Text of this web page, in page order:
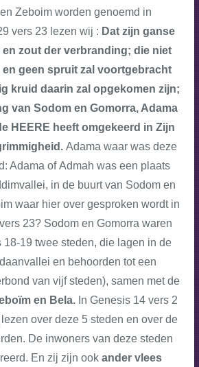
Zeboim worden genoemd in
vers 23 lezen wij : Dat zijn ganse
en zout der verbranding; die niet
en geen spruit zal voortgebracht
kruid daarin zal opgekomen zijn;
van Sodom en Gomorra, Adama
HEERE heeft omgekeerd in Zijn
Adama waar was deze
Adama of Admah was een plaats
in de buurt van Sodom en
waar hier over gesproken wordt in
23? Sodom en Gomorra waren
19 twee steden, die lagen in de
en behoorden tot een
van vijf steden), samen met de
en Bela.In Genesis 14 vers 2
over deze 5 steden en over de
De inwoners van deze steden
En zij zijn ook ander vlees